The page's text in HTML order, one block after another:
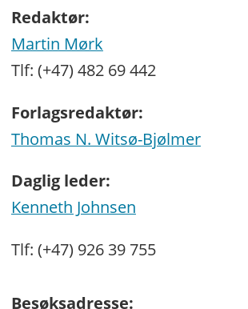
Redaktør:
Martin Mørk
Tlf: (+47) 482 69 442
Forlagsredaktør:
Thomas N. Witsø-Bjølmer
Daglig leder:
Kenneth Johnsen
Tlf: (+47) 926 39 755
Besøksadresse: